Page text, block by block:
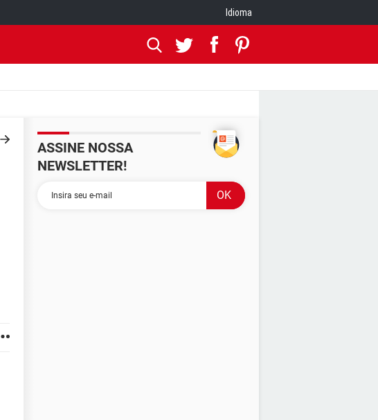
Idioma
ASSINE NOSSA
NEWSLETTER!